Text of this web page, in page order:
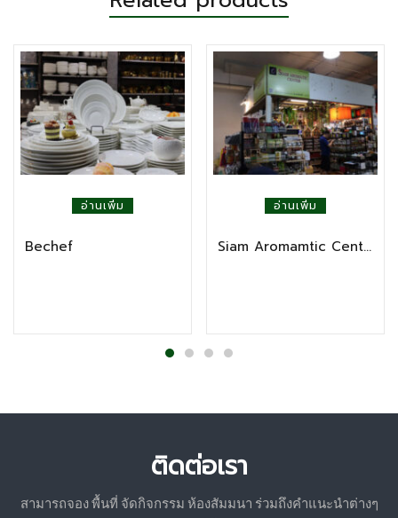
อ่านเพิ่ม
Bechef
อ่านเพิ่ม
Siam Aromamtic Center Byspa
ติดต่อเรา
สามารถจอง พื้นที่ จัดกิจกรรม ห้องสัมมนา ร่วมถึงคำแนะนำต่างๆ